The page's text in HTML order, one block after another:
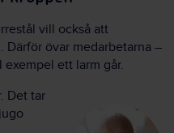
vill också att
Därför övar medarbetarna –
exempel ett larm går.
Det tar